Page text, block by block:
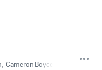
, Cameron Boyce